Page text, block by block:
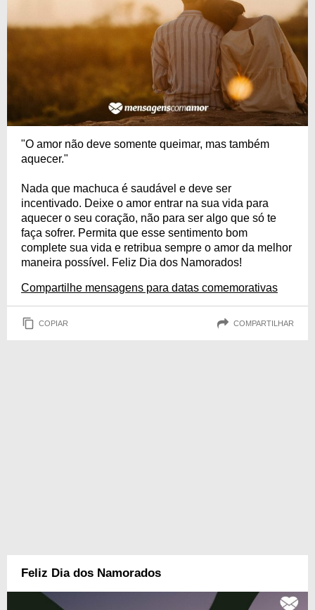
"O amor não deve somente queimar, mas também
aquecer."
Nada que machuca é saudável e deve ser
incentivado. Deixe o amor entrar na sua vida para
aquecer o seu coração, não para ser algo que só te
faça sofrer. Permita que esse sentimento bom
complete sua vida e retribua sempre o amor da melhor
maneira possível. Feliz Dia dos Namorados!
Compartilhe mensagens para datas comemorativas
COPIAR COMPARTILHAR
Feliz Dia dos Namorados